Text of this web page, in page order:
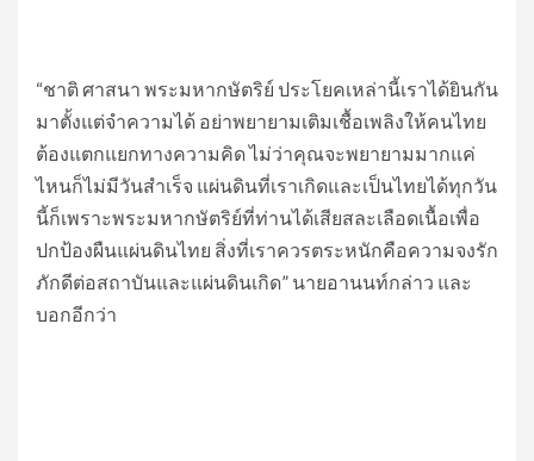
“ชาติ ศาสนา พระมหากษัตริย์ ประโยคเหล่านี้เราได้ยินกัน
มาตั้งแต่จำความได้ อย่าพยายามเติมเชื้อเพลิงให้คนไทย
ต้องแตกแยกทางความคิด ไม่ว่าคุณจะพยายามมากแค่
ไหนก็ไม่มีวันสำเร็จ แผ่นดินที่เราเกิดและเป็นไทยได้ทุกวัน
นี้ก็เพราะพระมหากษัตริย์ที่ท่านได้เสียสละเลือดเนื้อเพื่อ
ปกป้องผืนแผ่นดินไทย สิ่งที่เราควรตระหนักคือความจงรัก
ภักดีต่อสถาบันและแผ่นดินเกิด” นายอานนท์กล่าว และ
บอกอีกว่า